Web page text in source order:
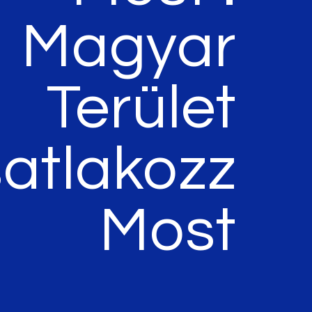
Magyar
Terület
Most